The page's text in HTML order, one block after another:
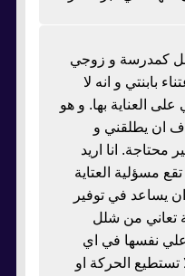
كمدرسة و زوجي
بابنتي و انه لا
العناية بها. و هو
ان يطلقني و
انا اريد
مسؤلية العتاية
يساعد في توفير
تعاني من شلل
علي نفسها في اي
الحركة او